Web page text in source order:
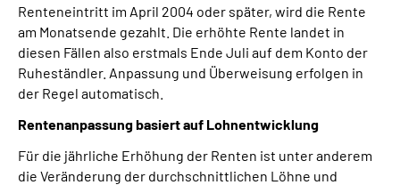
Renteneintritt im April 2004 oder später, wird die Rente
am Monatsende gezahlt. Die erhöhte Rente landet in
diesen Fällen also erstmals Ende Juli auf dem Konto der
Ruheständler. Anpassung und Überweisung erfolgen in
der Regel automatisch.
Rentenanpassung basiert auf Lohnentwicklung
Für die jährliche Erhöhung der Renten ist unter anderem
die Veränderung der durchschnittlichen Löhne und